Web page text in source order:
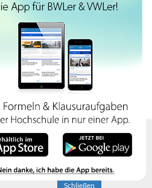
Cookies. Indem
ihre Angebote nutzen
akzeptieren Sie diese
Schließen